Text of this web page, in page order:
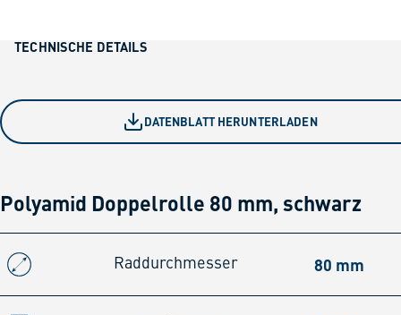
TECHNISCHE DETAILS
DATENBLATT HERUNTERLADEN
Polyamid Doppelrolle 80 mm, schwarz
Raddurchmesser 80 mm